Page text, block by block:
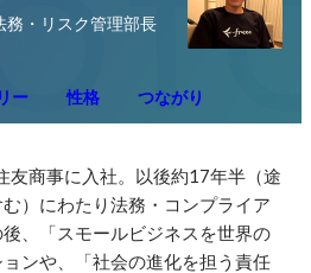
・リスク管理部長
ー 性格 つながり
友商事に入社。以後約17年半（途
）にわたり法務・コンプライア
、「スモールビジネスを世界の
ンや、「社会の進化を担う責任